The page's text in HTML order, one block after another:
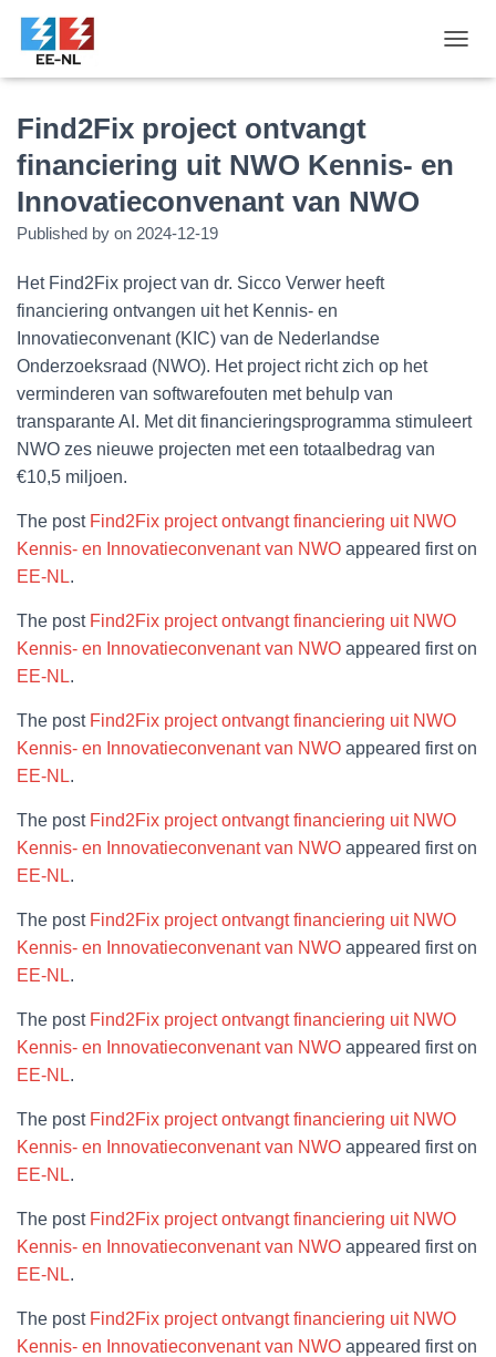
O
Find2Fix project ontvangt
financiering uit NWO Kennis- en
Innovatieconvenant van NWO
Published by on 2024-12-19
Het Find2Fix project van dr. Sicco Verwer heeft
financiering ontvangen uit het Kennis- en
Innovatieconvenant (KIC) van de Nederlandse
Onderzoeksraad (NWO). Het project richt zich op het
verminderen van softwarefouten met behulp van
transparante AI. Met dit financieringsprogramma stimuleert
NWO zes nieuwe projecten met een totaalbedrag van
€10,5 miljoen.
The post Find2Fix project ontvangt financiering uit NWO
Kennis- en Innovatieconvenant van NWO appeared first on
EE-NL.
The post Find2Fix project ontvangt financiering uit NWO
Kennis- en Innovatieconvenant van NWO appeared first on
EE-NL.
The post Find2Fix project ontvangt financiering uit NWO
Kennis- en Innovatieconvenant van NWO appeared first on
EE-NL.
The post Find2Fix project ontvangt financiering uit NWO
Kennis- en Innovatieconvenant van NWO appeared first on
EE-NL.
The post Find2Fix project ontvangt financiering uit NWO
Kennis- en Innovatieconvenant van NWO appeared first on
EE-NL.
The post Find2Fix project ontvangt financiering uit NWO
Kennis- en Innovatieconvenant van NWO appeared first on
EE-NL.
The post Find2Fix project ontvangt financiering uit NWO
Kennis- en Innovatieconvenant van NWO appeared first on
EE-NL.
The post Find2Fix project ontvangt financiering uit NWO
Kennis- en Innovatieconvenant van NWO appeared first on
EE-NL.
The post Find2Fix project ontvangt financiering uit NWO
Kennis- en Innovatieconvenant van NWO appeared first on